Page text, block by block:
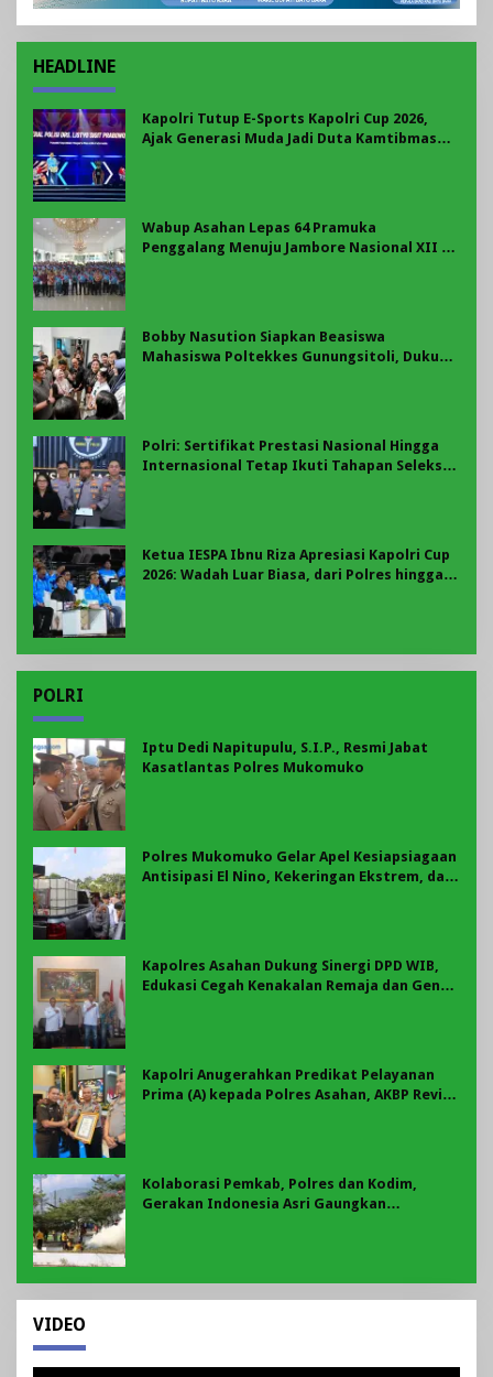
HEADLINE
Kapolri Tutup E-Sports Kapolri Cup 2026,
Ajak Generasi Muda Jadi Duta Kamtibmas
Wabup Asahan Lepas 64 Pramuka
Penggalang Menuju Jambore Nasional XII di
Bobby Nasution Siapkan Beasiswa
Mahasiswa Poltekkes Gunungsitoli, Dukung
Polri: Sertifikat Prestasi Nasional Hingga
Internasional Tetap Ikuti Tahapan Seleksi
Ketua IESPA Ibnu Riza Apresiasi Kapolri Cup
2026: Wadah Luar Biasa, dari Polres hingga
POLRI
Iptu Dedi Napitupulu, S.I.P., Resmi Jabat
Kasatlantas Polres Mukomuko
Polres Mukomuko Gelar Apel Kesiapsiagaan
Antisipasi El Nino, Kekeringan Ekstrem, dan
Kapolres Asahan Dukung Sinergi DPD WIB,
Edukasi Cegah Kenakalan Remaja dan Geng
Kapolri Anugerahkan Predikat Pelayanan
Prima (A) kepada Polres Asahan, AKBP Revi
Kolaborasi Pemkab, Polres dan Kodim,
Gerakan Indonesia Asri Gaungkan
VIDEO